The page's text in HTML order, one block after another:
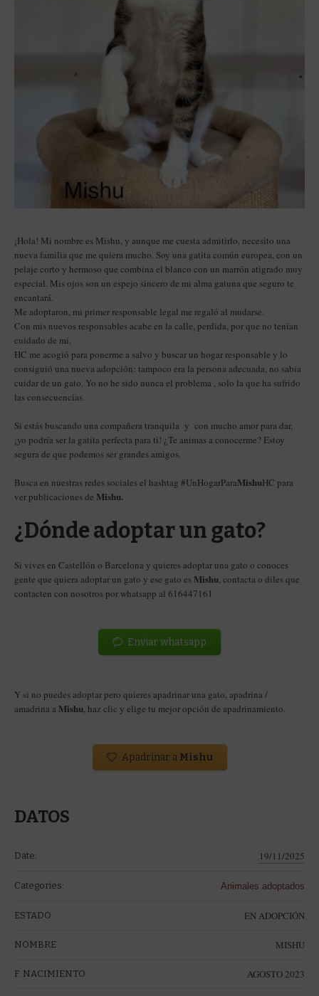
¡Hola! Mi nombre es Mishu, y aunque me cuesta admitirlo, necesito una
nueva familia que me quiera mucho. Soy una gatita común europea, con un
pelaje corto y hermoso que combina el blanco con un marrón atigrado muy
especial. Mis ojos son un espejo sincero de mi alma gatuna que seguro te
encantará.
Me adoptaron, mi primer responsable legal me regaló al mudarse.
Con mis nuevos responsables acabe en la calle, perdida, por que no tenían
cuidado de mí.
HC me acogió para ponerme a salvo y buscar un hogar responsable y lo
consiguió una nueva adopción: tampoco era la persona adecuada, no sabia
cuidar de un gato. Yo no he sido nunca el problema , solo la que ha sufrido
las consecuencias.
Si estás buscando una compañera tranquila y con mucho amor para dar,
¡yo podría ser la gatita perfecta para ti! ¿Te animas a conocerme? Estoy
segura de que podemos ser grandes amigos.
Busca en nuestras redes sociales el hashtag #UnHogarParaMishuHC para
ver publicaciones de Mishu.
¿Dónde adoptar un gato?
Si vives en Castellón o Barcelona y quieres adoptar una gato o conoces
gente que quiera adoptar un gato y ese gato es Mishu, contacta o diles que
contacten con nosotros por whatsapp al 616447161
Enviar whatsapp
Y si no puedes adoptar pero quieres apadrinar una gato, apadrina /
amadrina a Mishu, haz clic y elige tu mejor opción de apadrinamiento.
Apadrinar aMishu
DATOS
Date: 19/11/2025
Categories: Animales adoptados
ESTADO EN ADOPCIÓN
NOMBRE MISHU
F. NACIMIENTO AGOSTO 2023